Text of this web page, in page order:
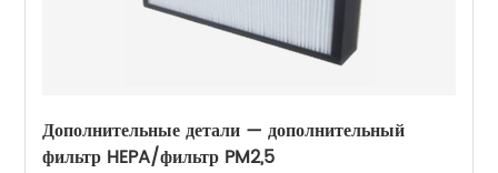
Дополнительные детали — дополнительный
фильтр HEPA/фильтр PM2,5